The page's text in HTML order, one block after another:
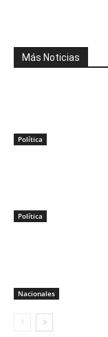
Más Noticias
Política
Política
Nacionales